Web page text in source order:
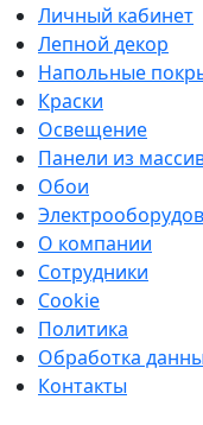
Личный кабинет
Лепной декор
Напольные
Краски
Освещение
Панели из
Обои
О компании
Сотрудники
Cookie
Политика
Обработка
Контакты